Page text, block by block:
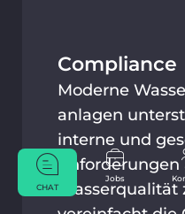
Jobs
CHAT
Compliance
Moderne
anlagen
interne und
Anforderungen
Wasserqualität